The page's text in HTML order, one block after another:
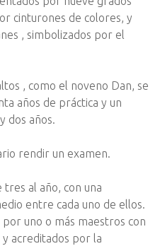
cinturones de colores, y
, simbolizados por el
, como el noveno Dan, se
años de práctica y un
dos años.
rendir un examen.
al año, con una
entre cada uno de ellos.
uno o más maestros con
acreditados por la